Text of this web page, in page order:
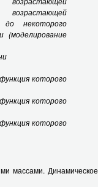
возрастающей
до некоторого
которого
которого
которого
массами. Динамическое